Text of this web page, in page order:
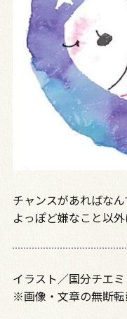
チャンスがあればなん
よっぽど嫌なこと以
イラスト／国分チエ
※画像・文章の無断